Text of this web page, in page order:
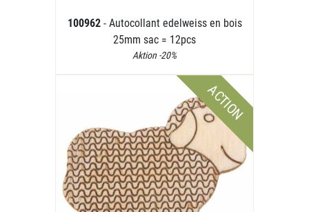
100962 - Autocollant edelweiss en bois
25mm sac = 12pcs
Aktion -20%
ACTION